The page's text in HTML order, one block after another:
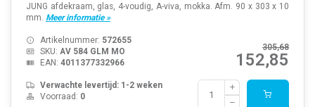
JUNG afdekraam, glas, 4-voudig, A-viva, mokka. Afm. 90 x 303 x 10
mm. Meer informatie »
305,68
152,85
Artikelnummer: 572655
SKU: AV 584 GLM MO
EAN: 4011377332966
Verwachte levertijd: 1-2 weken
Voorraad: 0